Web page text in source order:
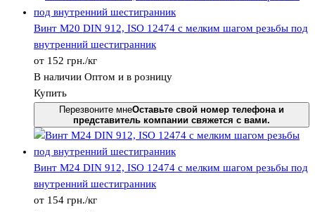
Винт М20 DIN 912, ISО 12474 с мелким шагом резьбы под
внутренний шестигранник
от 152 грн./кг
В наличии Оптом и в розницу
Купить
Перезвоните мнеОставьте свой номер телефона и
представитель компании свяжется с вами.
Винт М24 DIN 912, ISО 12474 с мелким шагом резьбы под
внутренний шестигранник
от 154 грн./кг